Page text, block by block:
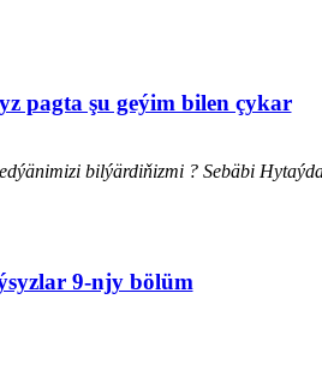
pagta şu geýim bilen çykar
bilýärdiňizmi ? Sebäbi
9-njy bölüm